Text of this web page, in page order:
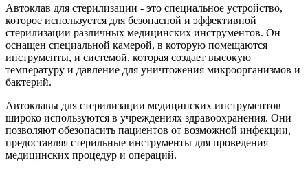
Автоклав для стерилизации - это специальное устройство,
которое используется для безопасной и эффективной
стерилизации различных медицинских инструментов. Он
оснащен специальной камерой, в которую помещаются
инструменты, и системой, которая создает высокую
температуру и давление для уничтожения микроорганизмов и
бактерий.
Автоклавы для стерилизации медицинских инструментов
широко используются в учреждениях здравоохранения. Они
позволяют обезопасить пациентов от возможной инфекции,
предоставляя стерильные инструменты для проведения
медицинских процедур и операций.